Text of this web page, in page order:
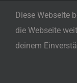
Diese Webseite
die Webseite
deinem